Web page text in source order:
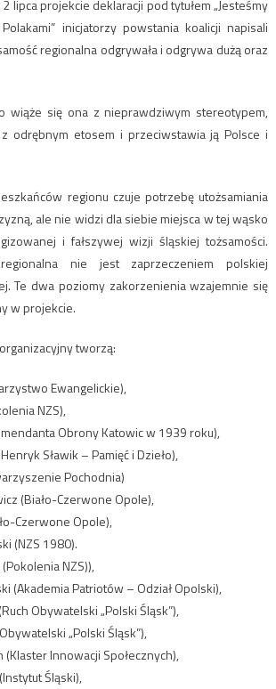
lipca projekcie deklaracji pod tytułem „Jesteśmy
inicjatorzy powstania koalicji napisali
regionalna odgrywała i odgrywa dużą oraz
wiąże się ona z nieprawdziwym stereotypem,
odrębnym etosem i przeciwstawia ją Polsce i
regionu czuje potrzebę utożsamiania
ale nie widzi dla siebie miejsca w tej wąsko
i fałszywej wizji śląskiej tożsamości.
nie jest zaprzeczeniem polskiej
Te dwa poziomy zakorzenienia wzajemnie się
w projekcie.
tworzą:
Ewangelickie),
NZS),
Obrony Katowic w 1939 roku),
Sławik – Pamięć i Dzieło),
Pochodnia)
(Biało-Czerwone Opole),
Czerwone Opole),
(NZS 1980).
NZS)),
(Akademia Patriotów – Odział Opolski),
Obywatelski „Polski Śląsk”),
„Polski Śląsk”),
(Klaster Innowacji Społecznych),
Śląski),